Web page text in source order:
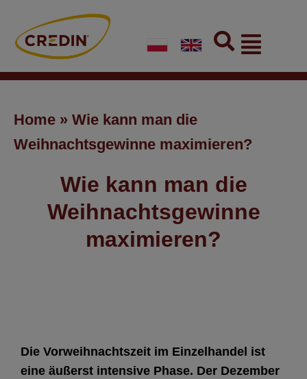
content
Flyout
Menu
Home » Wie kann man die
Weihnachtsgewinne maximieren?
Wie kann man die
Weihnachtsgewinne
maximieren?
Die Vorweihnachtszeit im Einzelhandel ist
eine äußerst intensive Phase. Der Dezember